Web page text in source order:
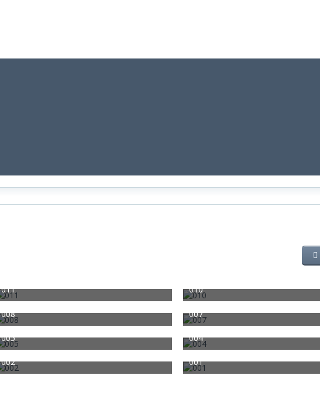
011
Christian cdti
3. März 2012
1.246
0 0
010
Christian cdti
3. März 2012
1.243
0 0
008
Christian cdti
3. März 2012
1.310
0 0
007
Christian cdti
3. März 2012
1.278
0 0
005
Christian cdti
3. März 2012
1.281
0 0
004
Christian cdti
3. März 2012
1.280
0 0
002
Christian cdti
3. März 2012
001
Christian cdti
3. März 2012